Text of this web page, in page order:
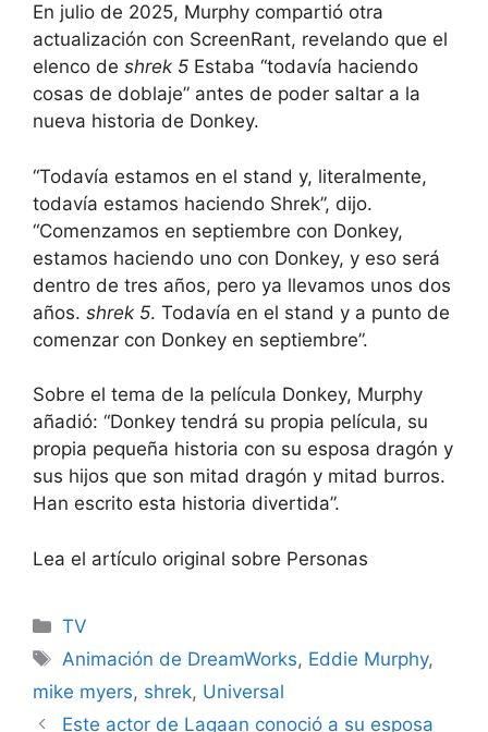
En julio de 2025, Murphy compartió otra
actualización con ScreenRant, revelando que el
elenco de shrek 5 Estaba “todavía haciendo
cosas de doblaje” antes de poder saltar a la
nueva historia de Donkey.
“Todavía estamos en el stand y, literalmente,
todavía estamos haciendo Shrek”, dijo.
“Comenzamos en septiembre con Donkey,
estamos haciendo uno con Donkey, y eso será
dentro de tres años, pero ya llevamos unos dos
años. shrek 5. Todavía en el stand y a punto de
comenzar con Donkey en septiembre”.
Sobre el tema de la película Donkey, Murphy
añadió: “Donkey tendrá su propia película, su
propia pequeña historia con su esposa dragón y
sus hijos que son mitad dragón y mitad burros.
Han escrito esta historia divertida”.
Lea el artículo original sobre Personas
Categories
TV
Tags
Animación de DreamWorks, Eddie Murphy,
mike myers, shrek, Universal
Este actor de Lagaan conoció a su esposa